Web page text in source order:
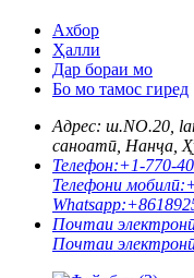
Ахбор
Ҳалли
Дар бораи мо
Бо мо тамос гиред
Адрес: ш.NO.20,
саноатӣ, Нанҷа,
Телефон:+1-770-
Телефони мобилӣ:
Whatsapp:
Почтаи
Почтаи